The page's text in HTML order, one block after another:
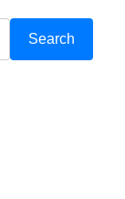
Search